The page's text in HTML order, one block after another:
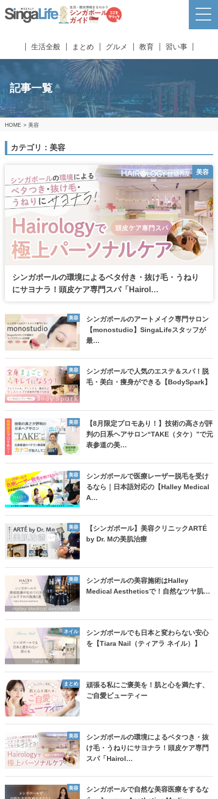
生活全般 まとめ グルメ 教育 習い事
記事一覧
HOME 美容
カテゴリ：美容
美容
シンガポールの環境によるベタ付き・抜け毛・うねり
にサヨナラ！頭皮ケア専門スパ「Hairol…
美容
シンガポールのアートメイク専門サロン
【monostudio】SingaLifeスタッフが
最…
美容
シンガポールで人気のエステ＆スパ！脱
毛・美白・痩身ができる【BodySpark】
美容
【8月限定プロモあり！】技術の高さが評
判の日系ヘアサロン“TAKE（タケ）”で元
表参道の美…
美容
シンガポールで医療レーザー脱毛を受け
るなら｜日本語対応の【Halley Medical
A…
美容
【シンガポール】美容クリニックARTÉ
by Dr. Mの美肌治療
美容
シンガポールの美容施術はHalley
Medical Aestheticsで！自然なツヤ肌…
ネイル
シンガポールでも日本と変わらない安心
を【Tiara Nail（ティアラ ネイル）】
まとめ
頑張る私にご褒美を！肌と心を満たす、
ご自愛ビューティー
美容
シンガポールの環境によるベタつき・抜
け毛・うねりにサヨナラ！頭皮ケア専門
スパ「Hairol…
美容
シンガポールで自然な美容医療をするな